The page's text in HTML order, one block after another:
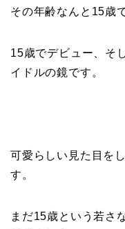
その年齢なんと15歳
15歳でデビュー、そ
イドルの鏡です。
可愛らしい見た目を
す。
まだ15歳という若さ